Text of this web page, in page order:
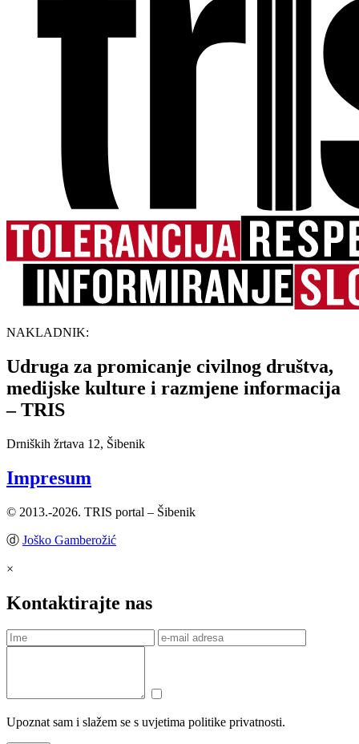
NAKLADNIK:
Udruga za promicanje civilnog društva,
medijske kulture i razmjene informacija
– TRIS
Drniških žrtava 12, Šibenik
Impresum
© 2013.-2026. TRIS portal – Šibenik
ⓓ Joško Gamberožić
×
Kontaktirajte nas
Upoznat sam i slažem se s uvjetima politike privatnosti.